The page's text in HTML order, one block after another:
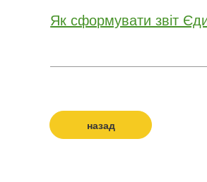
Як сформувати звіт
назад